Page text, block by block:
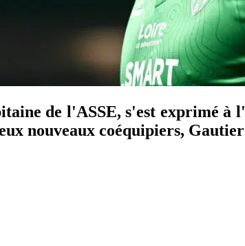
de l'ASSE, s'est exprimé à
nouveaux coéquipiers,